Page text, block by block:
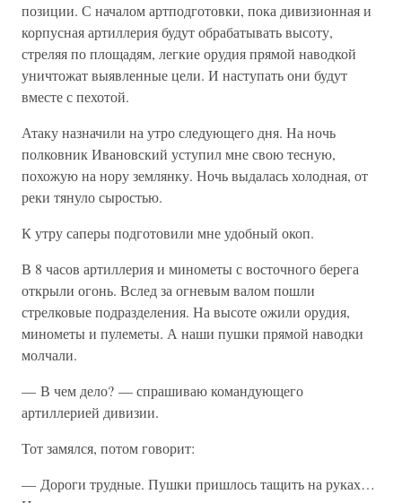
позиции. С началом артподготовки, пока дивизионная и
корпусная артиллерия будут обрабатывать высоту,
стреляя по площадям, легкие орудия прямой наводкой
уничтожат выявленные цели. И наступать они будут
вместе с пехотой.
Атаку назначили на утро следующего дня. На ночь
полковник Ивановский уступил мне свою тесную,
похожую на нору землянку. Ночь выдалась холодная, от
реки тянуло сыростью.
К утру саперы подготовили мне удобный окоп.
В 8 часов артиллерия и минометы с восточного берега
открыли огонь. Вслед за огневым валом пошли
стрелковые подразделения. На высоте ожили орудия,
минометы и пулеметы. А наши пушки прямой наводки
молчали.
— В чем дело? — спрашиваю командующего
артиллерией дивизии.
Тот замялся, потом говорит:
— Дороги трудные. Пушки пришлось тащить на руках…